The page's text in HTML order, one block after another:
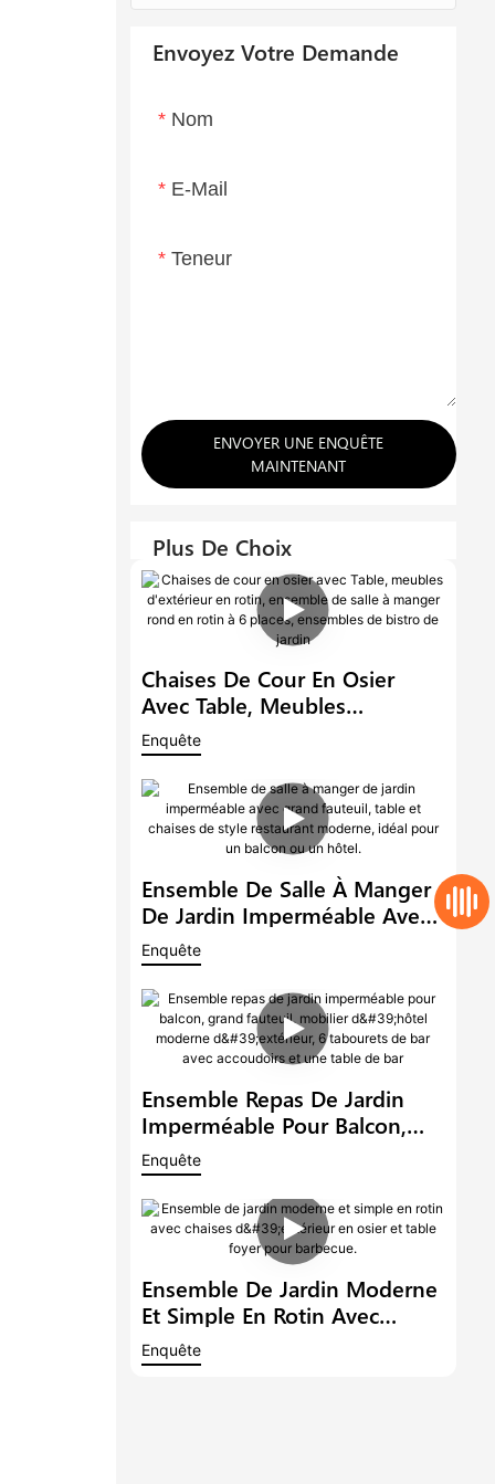
Envoyez Votre Demande
Nom
E-Mail
Teneur
ENVOYER UNE ENQUÊTE
MAINTENANT
Plus De Choix
Chaises De Cour En Osier
Avec Table, Meubles
D'extérieur En Rotin,
Ensemble De Salle À Manger
Rond En Rotin À 6 Places,
Ensembles De Bistro De
Jardin
Enquête
Ensemble De Salle À Manger
De Jardin Imperméable Avec
Grand Fauteuil, Table Et
Chaises De Style Restaurant
Moderne, Idéal Pour Un
Balcon Ou Un Hôtel.
Enquête
Ensemble Repas De Jardin
Imperméable Pour Balcon,
Grand Fauteuil, Mobilier
D'hôtel Moderne D'extérieur,
6 Tabourets De Bar Avec
Accoudoirs Et Une Table De
Enquête
Ensemble De Jardin Moderne
Et Simple En Rotin Avec
Chaises D'extérieur En Osier
Et Table Foyer Pour Barbecue.
Enquête